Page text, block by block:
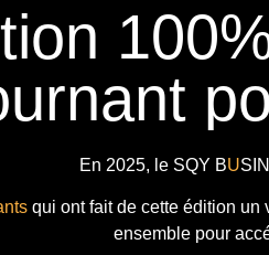
En 2025, le SQY BUSIN
qui ont fait de cette édition un
ensemble pour